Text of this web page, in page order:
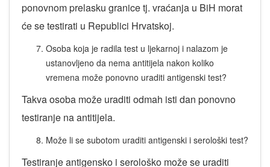
ponovnom prelasku granice tj. vraćanja u BiH morat
će se testirati u Republici Hrvatskoj.
Osoba koja je radila test u ljekarnoj i nalazom je
ustanovljeno da nema antitijela nakon koliko
vremena može ponovno uraditi antigenski test?
Takva osoba može uraditi odmah isti dan ponovno
testiranje na antitijela.
Može li se subotom uraditi antigenski i serološki test?
Testiranje antigensko i serološko može se uraditi